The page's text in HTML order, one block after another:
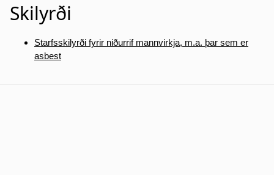
Skilyrði
Starfsskilyrði fyrir niðurrif mannvirkja, m.a. þar sem er
asbest